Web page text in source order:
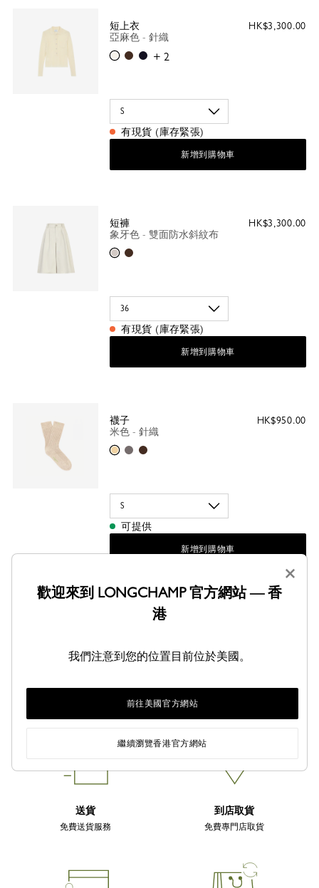
短上衣
亞麻色 - 針織
亞麻色
摩卡色
黑色+ 2
HK$3,300.00
有現貨 (庫存緊張)
新增到購物車
短褲
象牙色 - 雙面防水斜紋布
象牙色摩卡色
HK$3,300.00
有現貨 (庫存緊張)
新增到購物車
襪子
米色 - 針織
米色灰色摩卡色
HK$950.00
可提供
新增到購物車
送貨
免費送貨服務
到店取貨
免費專門店取貨
×
歡迎來到 LONGCHAMP 官方網站 — 香
港
我們注意到您的位置目前位於美國。
前往美國官方網站
繼續瀏覽香港官方網站